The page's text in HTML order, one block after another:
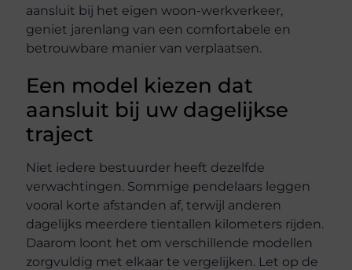
aansluit bij het eigen woon-werkverkeer,
geniet jarenlang van een comfortabele en
betrouwbare manier van verplaatsen.
Een model kiezen dat
aansluit bij uw dagelijkse
traject
Niet iedere bestuurder heeft dezelfde
verwachtingen. Sommige pendelaars leggen
vooral korte afstanden af, terwijl anderen
dagelijks meerdere tientallen kilometers rijden.
Daarom loont het om verschillende modellen
zorgvuldig met elkaar te vergelijken. Let op de